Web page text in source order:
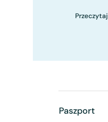
Paszport